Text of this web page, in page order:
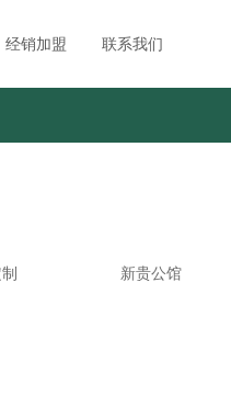
经销加盟 联系我们
新贵公馆